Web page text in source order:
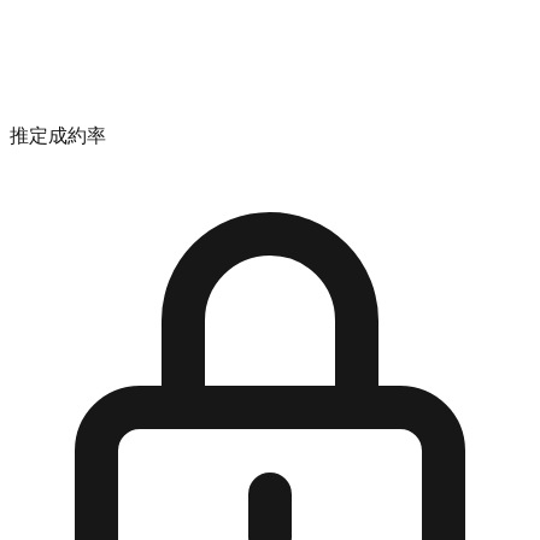
推定成約率